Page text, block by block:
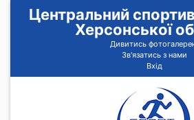
Центральний
Херсонської
Дивитись
Зв'язатись з нами
Вхід